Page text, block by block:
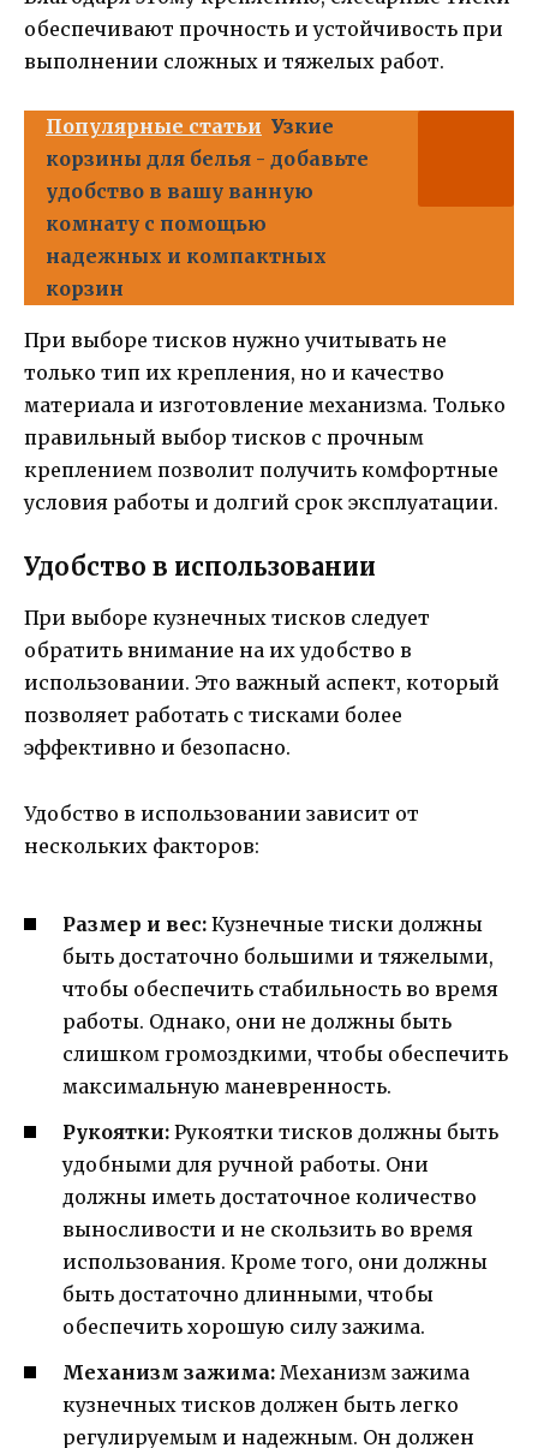
обеспечивают прочность и устойчивость при
выполнении сложных и тяжелых работ.
Популярные статьи Узкие
корзины для белья - добавьте
удобство в вашу ванную
комнату с помощью
надежных и компактных
корзин
При выборе тисков нужно учитывать не
только тип их крепления, но и качество
материала и изготовление механизма. Только
правильный выбор тисков с прочным
креплением позволит получить комфортные
условия работы и долгий срок эксплуатации.
Удобство в использовании
При выборе кузнечных тисков следует
обратить внимание на их удобство в
использовании. Это важный аспект, который
позволяет работать с тисками более
эффективно и безопасно.
Удобство в использовании зависит от
нескольких факторов:
Размер и вес: Кузнечные тиски должны
быть достаточно большими и тяжелыми,
чтобы обеспечить стабильность во время
работы. Однако, они не должны быть
слишком громоздкими, чтобы обеспечить
максимальную маневренность.
Рукоятки: Рукоятки тисков должны быть
удобными для ручной работы. Они
должны иметь достаточное количество
выносливости и не скользить во время
использования. Кроме того, они должны
быть достаточно длинными, чтобы
обеспечить хорошую силу зажима.
Механизм зажима: Механизм зажима
кузнечных тисков должен быть легко
регулируемым и надежным. Он должен